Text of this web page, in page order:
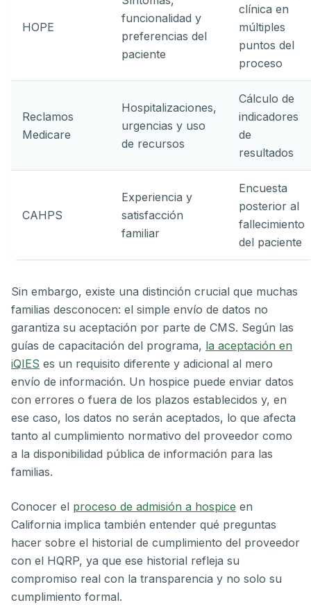
HOPE
funcionalidad y
preferencias del
paciente
clínica en
múltiples
puntos del
proceso
Reclamos
Medicare
Hospitalizaciones,
urgencias y uso
de recursos
Cálculo de
indicadores
de
resultados
CAHPS
Experiencia y
satisfacción
familiar
Encuesta
posterior al
fallecimiento
del paciente
Sin embargo, existe una distinción crucial que muchas
familias desconocen: el simple envío de datos no
garantiza su aceptación por parte de CMS. Según las
guías de capacitación del programa, la aceptación en
iQIES es un requisito diferente y adicional al mero
envío de información. Un hospice puede enviar datos
con errores o fuera de los plazos establecidos y, en
ese caso, los datos no serán aceptados, lo que afecta
tanto al cumplimiento normativo del proveedor como
a la disponibilidad pública de información para las
familias.
Conocer el proceso de admisión a hospice en
California implica también entender qué preguntas
hacer sobre el historial de cumplimiento del proveedor
con el HQRP, ya que ese historial refleja su
compromiso real con la transparencia y no solo su
cumplimiento formal.